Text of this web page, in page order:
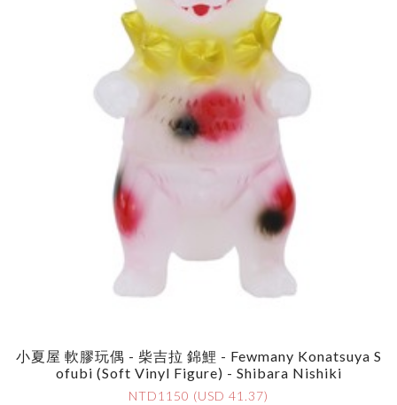
小夏屋 軟膠玩偶 - 柴吉拉 錦鯉 - Fewmany Konatsuya S
Ofubi (Soft Vinyl Figure) - Shibara Nishiki
NTD1150 (USD 41.37)